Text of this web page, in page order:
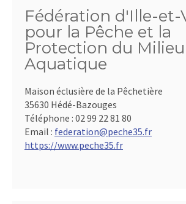
Fédération d'Ille-et-
pour la Pêche et la
Protection du Milieu
Aquatique
Maison éclusière de la Pêchetière
35630 Hédé-Bazouges
Téléphone : 02 99 22 81 80
Email : federation@peche35.fr
https://www.peche35.fr